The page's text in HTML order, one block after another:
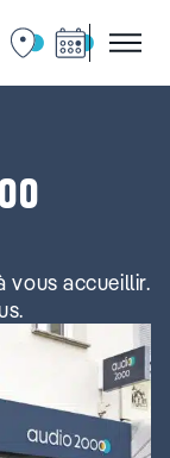
vous accueillir.